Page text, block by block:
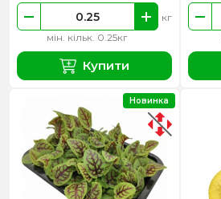
мін. кільк. 0.25кг
кг
Купити
Новинка